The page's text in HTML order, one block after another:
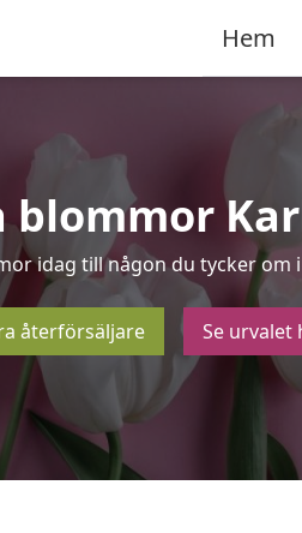
Hem
blommor
idag till någon du tycker om
återförsäljare Se urvalet